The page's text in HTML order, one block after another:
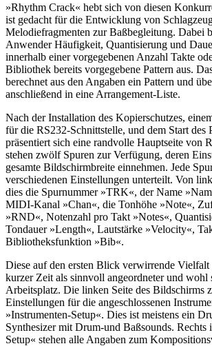
»Rhythm Crack« hebt sich von diesen
ist gedacht für die Entwicklung von
Melodiefragmenten zur Baßbegleitung. Dabei
Anwender Häufigkeit, Quantisierung und
innerhalb einer vorgegebenen Anzahl Takte
Bibliothek bereits vorgegebene Pattern aus.
berechnet aus den Angaben ein Pattern und
anschließend in eine Arrangement-Liste.
Nach der Installation des Kopierschutzes,
für die RS232-Schnittstelle, und dem Start des
präsentiert sich eine randvolle Hauptseite von
stehen zwölf Spuren zur Verfügung, deren
gesamte Bildschirmbreite einnehmen. Jede
verschiedenen Einstellungen unterteilt. Von
dies die Spurnummer »TRK«, der Name
MIDI-Kanal »Chan«, die Tonhöhe »Note«,
»RND«, Notenzahl pro Takt »Notes«,
Tondauer »Length«, Lautstärke »Velocity«,
Bibliotheksfunktion »Bib«.
Diese auf den ersten Blick verwirrende Vielfalt
kurzer Zeit als sinnvoll angeordneter und wohl
Arbeitsplatz. Die linken Seite des Bildschirms
Einstellungen für die angeschlossenen
»Instrumenten-Setup«. Dies ist meistens ein
Synthesizer mit Drum-und Baßsounds. Rechts
Setup« stehen alle Angaben zum